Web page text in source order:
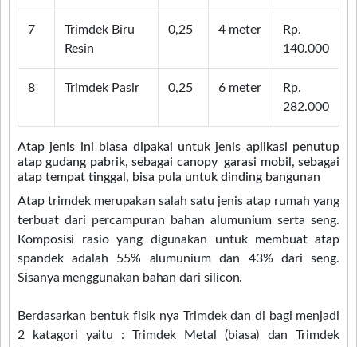
7
Trimdek Biru
Resin
0,25 4 meter
Rp.
140.000
8 Trimdek Pasir 0,25 6 meter
Rp.
282.000
Atap jenis ini biasa dipakai untuk jenis aplikasi penutup
atap gudang pabrik, sebagai canopy garasi mobil, sebagai
atap tempat tinggal, bisa pula untuk dinding bangunan
Atap trimdek merupakan salah satu jenis atap rumah yang
terbuat dari percampuran bahan alumunium serta seng.
Komposisi rasio yang digunakan untuk membuat atap
spandek adalah 55% alumunium dan 43% dari seng.
Sisanya menggunakan bahan dari silicon.
Berdasarkan bentuk fisik nya Trimdek dan di bagi menjadi
2 katagori yaitu : Trimdek Metal (biasa) dan Trimdek